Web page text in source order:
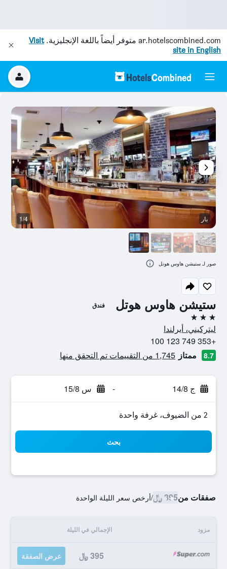
ar.hotelscombined.com متوفر أيضاً باللغة الإنجليزية.Visit
site in English
ستيشن هاوس هوتل فندق
3 نجوم
ليتركيني، أيرلندا
+353 749 123 100
8.7 ممتاز 1,745 من التقييمات تم التحقق منها
ج 14/8 - س 15/8
2 من الضيوف، غرفة واحدة
بحث
صفقات من395 ﷼ /أرخص سعر الليلة الواحدة
مزود الإجمالي في الليلة
395 ﷼ عرض الصفقة
بار 1/4
صور لـ ستيشن هاوس هوتل